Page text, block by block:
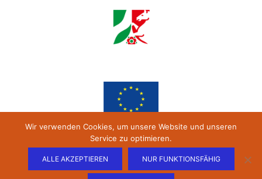
Wir verwenden Cookies, um unsere Website und unseren
Service zu optimieren.
ALLE AKZEPTIEREN NUR FUNKTIONSFÄHIG